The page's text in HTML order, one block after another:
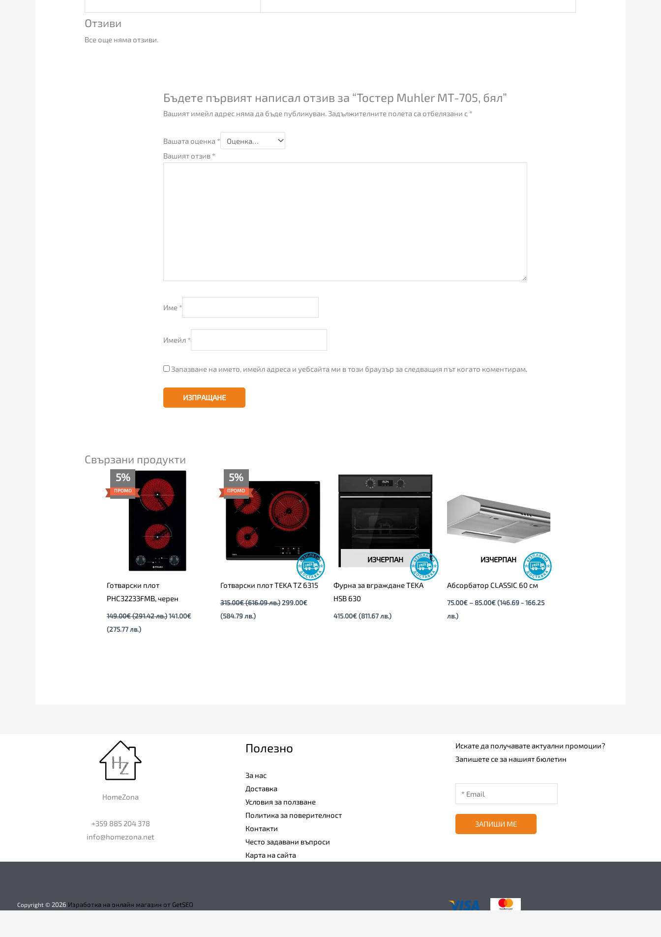
Отзиви
Все още няма отзиви.
Бъдете първият написал отзив за “Тостер Muhler MT-705, бял”
Вашият имейл адрес няма да бъде публикуван. Задължителните полета са отбелязани с *
Вашата оценка *
Вашият отзив *
Име *
Имейл *
Запазване на името, имейл адреса и уебсайта ми в този браузър за следващия път когато коментирам.
Свързани продукти
5%
ПРОМО
Готварски плот
PHC32233FMB, черен
149.00€(291.42 лв.)
Original
price
was:
149.00€
(291.42
141.00€
(275.77 лв.)
Текущата
цена
е:
141.00€
(275.77
5%
ПРОМО
Готварски плот TEKA TZ 6315
315.00€(616.09 лв.)
price
was:
315.00€
(616.09
лв.).
299.00€
(584.79 лв.)
цена
е:
299.00€
(584.79
лв.).
ИЗЧЕРПАН
Фурна за вграждане TEKA
HSB 630
415.00€(811.67 лв.)
ИЗЧЕРПАН
Абсорбатор CLASSIC 60 см
75.00€ – 85.00€
85.00€
(146.69 - 166.25
лв.)
HomeZona
+359 885 204 378
info@homezona.net
Полезно
За нас
Доставка
Условия за ползване
Политика за поверителност
Контакти
Често задавани въпроси
Карта на сайта
Искате да получавате актуални промоции?
Запишете се за нашият бюлетин
ЗАПИШИ МЕ
Copyright © 2026 Изработка на онлайн магазин от GetSEO